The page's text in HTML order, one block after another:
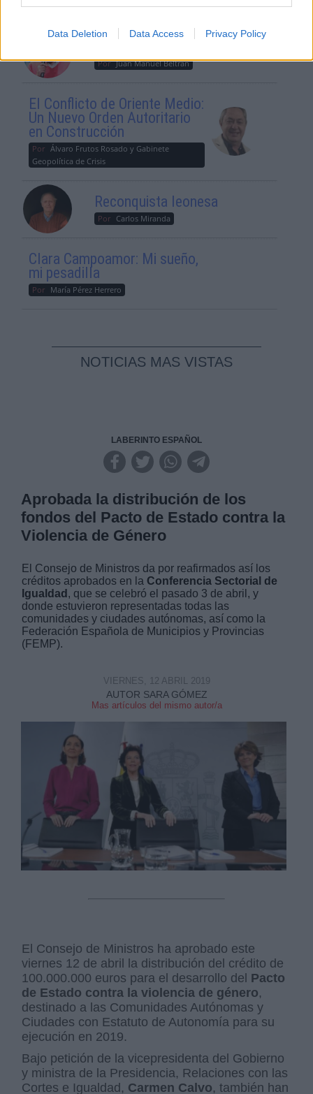
Data Deletion Data Access Privacy Policy
Por María Comesaña
Por Juan Manuel Beltrán
El Conflicto de Oriente Medio:
Un Nuevo Orden Autoritario
en Construcción
Por Álvaro Frutos Rosado y Gabinete
Geopolítica de Crisis
Reconquista leonesa
Por Carlos Miranda
Clara Campoamor: Mi sueño,
mi pesadilla
Por María Pérez Herrero
NOTICIAS MAS VISTAS
LABERINTO ESPAÑOL
Aprobada la distribución de los
fondos del Pacto de Estado contra la
Violencia de Género
El Consejo de Ministros da por reafirmados así los
créditos aprobados en la Conferencia Sectorial de
Igualdad , que se celebró el pasado 3 de abril, y
donde estuvieron representadas todas las
comunidades y ciudades autónomas, así como la
Federación Española de Municipios y Provincias
(FEMP).
AUTOR SARA GÓMEZ
Mas artículos del mismo autor/a
VIERNES, 12 ABRIL 2019
El Consejo de Ministros ha aprobado este
viernes 12 de abril la distribución del crédito de
100.000.000 euros para el desarrollo del Pacto
de Estado contra la violencia de género,
destinado a las Comunidades Autónomas y
Ciudades con Estatuto de Autonomía para su
ejecución en 2019.
Bajo petición de la vicepresidenta del Gobierno
y ministra de la Presidencia, Relaciones con las
Cortes e Igualdad, Carmen Calvo, también han